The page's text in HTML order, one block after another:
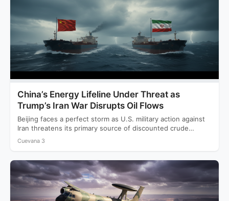
China’s Energy Lifeline Under Threat as
Trump’s Iran War Disrupts Oil Flows
Beijing faces a perfect storm as U.S. military action against
Iran threatens its primary source of discounted crude…
Cuevana 3